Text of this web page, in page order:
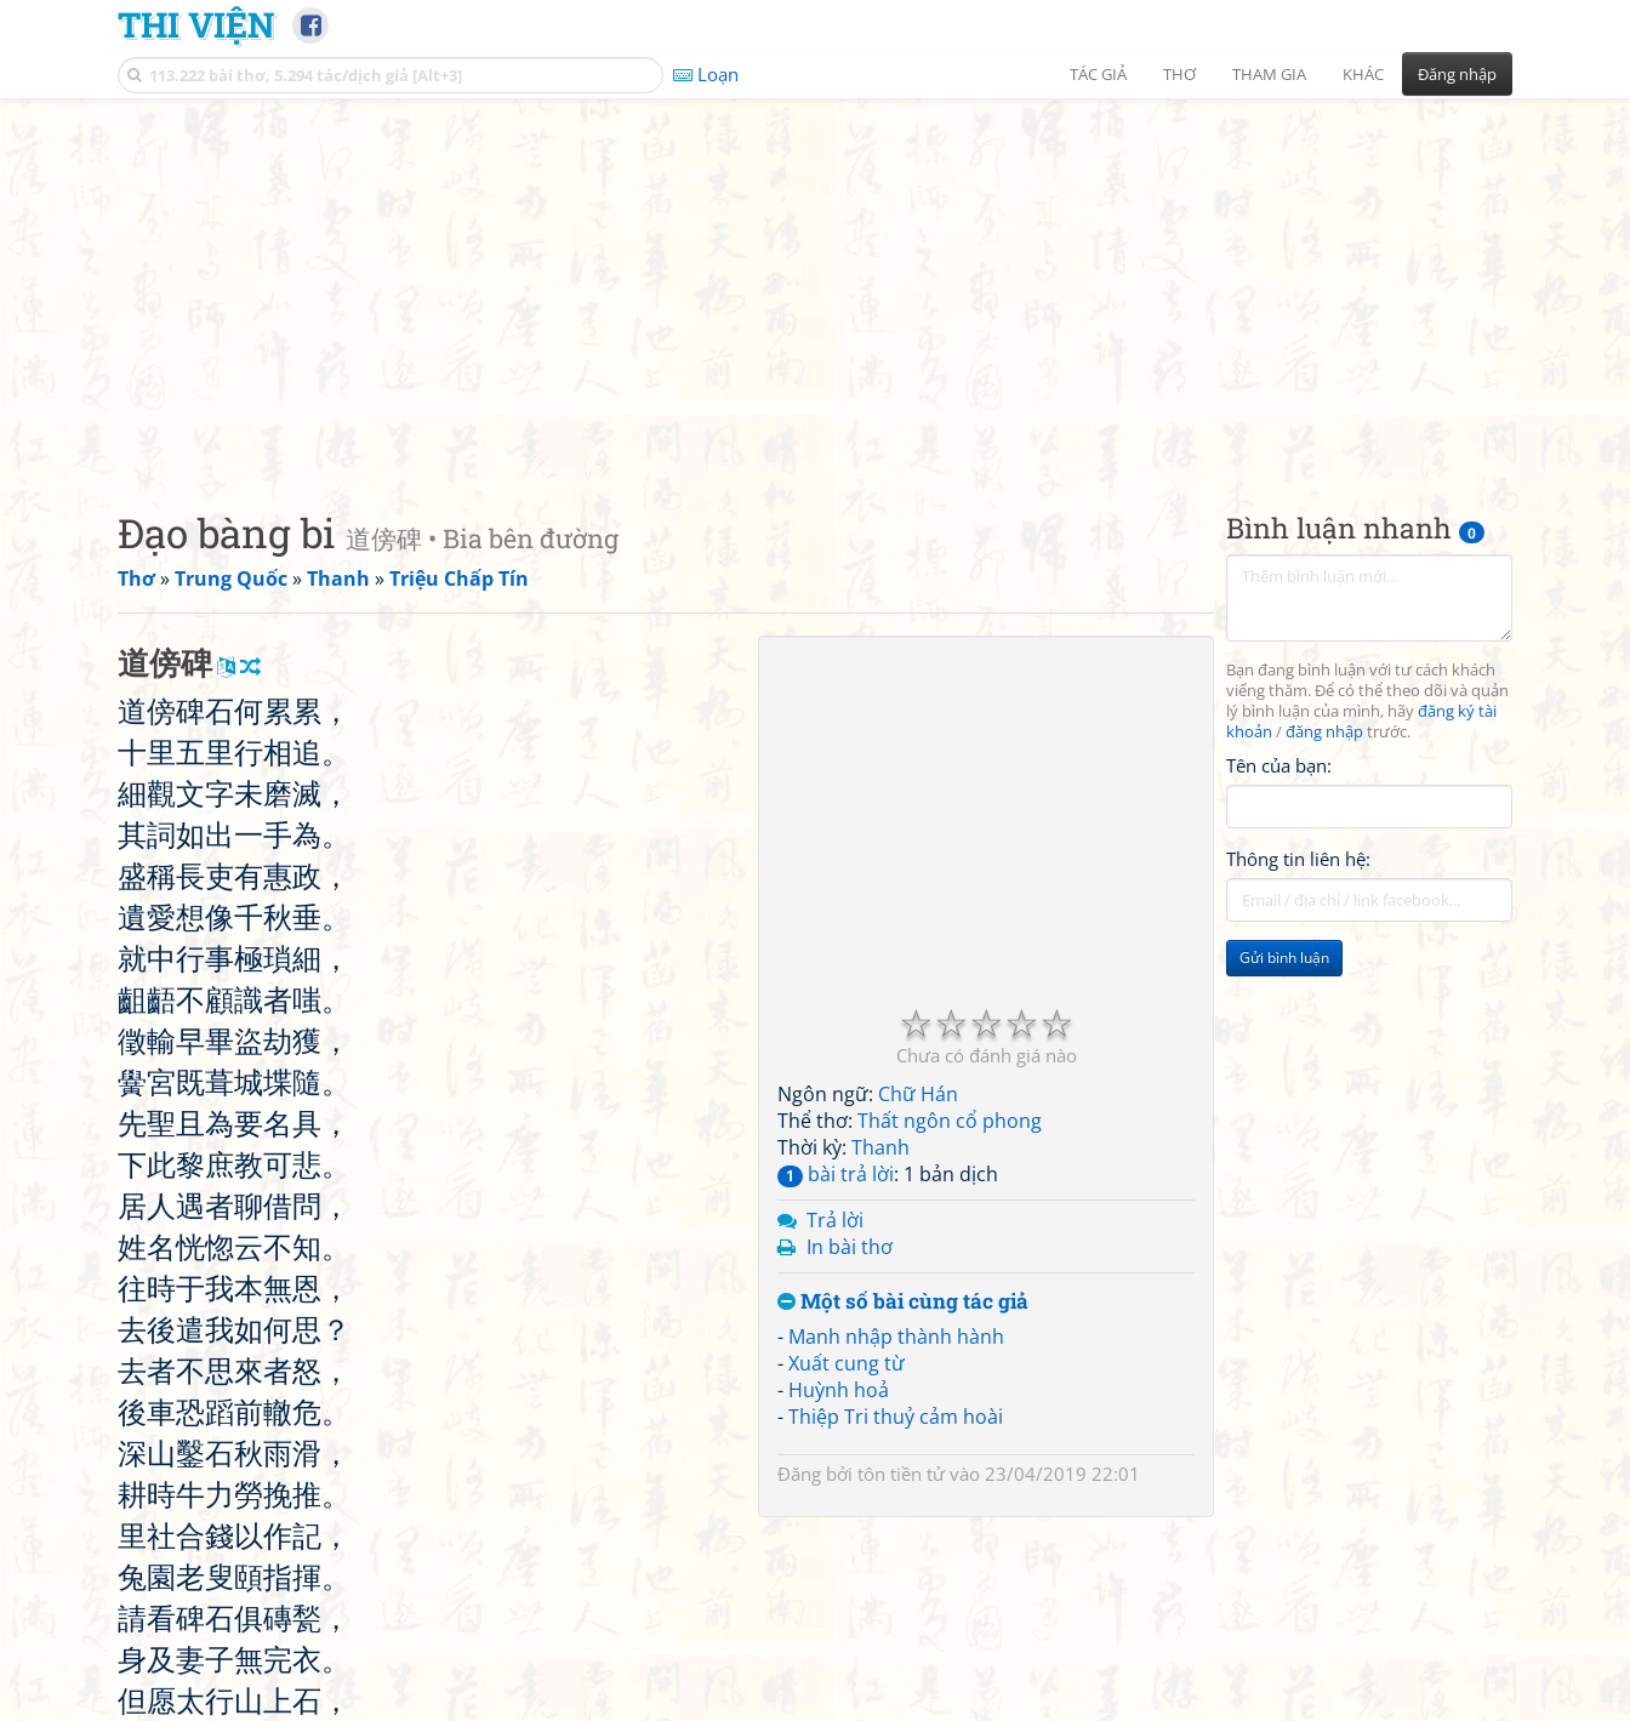
THI VIỆN
Loạn TÁC GIẢ THƠ THAM GIA KHÁC Đăng nhập
Bình luận nhanh 0
Bạn đang bình luận với tư cách khách
viếng thăm. Để có thể theo dõi và quản
lý bình luận của mình, hãyđăng ký tài
khoản /đăng nhậptrước.
Tên của bạn:
Thông tin liên hệ:
Gửi bình luận
Đạo bàng bi 道傍碑 • Bia bên đường
Thơ»Trung Quốc»Thanh »Triệu Chấp Tín
☆
☆
☆
☆
☆
Chưa có đánh giá nào
Ngôn ngữ: Chữ Hán
Thể thơ: Thất ngôn cổ phong
Thời kỳ: Thanh
1 bài trả lời: 1 bản dịch
Trả lời
In bài thơ
Một số bài cùng tác giả
- Manh nhập thành hành
-Xuất cung từ
- Huỳnh hoả
-Thiệp Tri thuỷ cảm hoài
Đăng bởi tôn tiền tửvào 23/04/2019 22:01
道傍碑
道傍碑石何累累 ，
十里五里行相追。
細觀文字未磨滅 ，
其詞如出一手為。
盛稱長吏有惠政 ，
遺愛想像千秋垂。
就中行事極瑣細 ，
齟齬不顧識者嗤。
徵輸早畢盜劫獲 ，
黌宮既葺城堞隨。
先聖 且 為要名具 ，
下此黎庶教可悲。
居 人遇者聊借問 ，
姓名恍惚云不知。
往時于我本無恩 ，
去後遣我如何思 ？
去者不思來者怒 ，
後車恐蹈前轍危。
深山鑿石秋雨滑 ，
耕時牛力勞挽推。
里社合錢以作記 ，
兔園老叟頤指揮。
請看碑石俱磚甃 ，
身及妻子無完衣。
但愿太行山 上石 ，